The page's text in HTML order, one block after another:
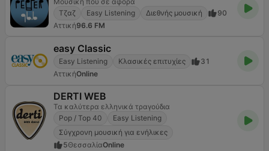
Τζαζ
Easy Listening Διεθνής μουσική
90
Αττική96.6 FM
easy Classic
Easy Listening Κλασικές επιτυχίες
31
ΑττικήOnline
DERTI WEB
Τα καλύτερα ελληνικά τραγούδια
Pop / Top 40
Easy Listening
Σύγχρονη μουσική για ενήλικες
5ΘεσσαλίαOnline